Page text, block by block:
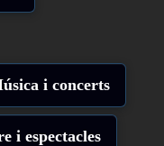
i concerts
i espectacles